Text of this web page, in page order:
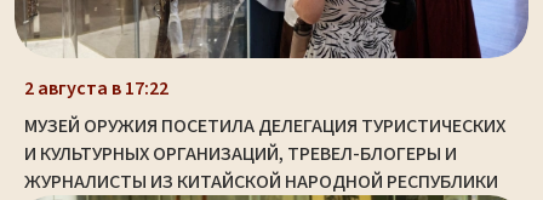
2 августа в 17:22
МУЗЕЙ ОРУЖИЯ ПОСЕТИЛА ДЕЛЕГАЦИЯ ТУРИСТИЧЕСКИХ
И КУЛЬТУРНЫХ ОРГАНИЗАЦИЙ, ТРЕВЕЛ-БЛОГЕРЫ И
ЖУРНАЛИСТЫ ИЗ КИТАЙСКОЙ НАРОДНОЙ РЕСПУБЛИКИ